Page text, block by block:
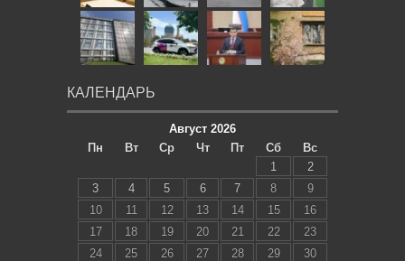
КАЛЕНДАРЬ
Август 2026
Пн
Вт Ср Чт Пт Сб
Вс
1
2
3
4 5 6 7 8
9
10
11 12 13 14 15
16
17
18 19 20 21 22
23
24
25 26 27 28 29
30